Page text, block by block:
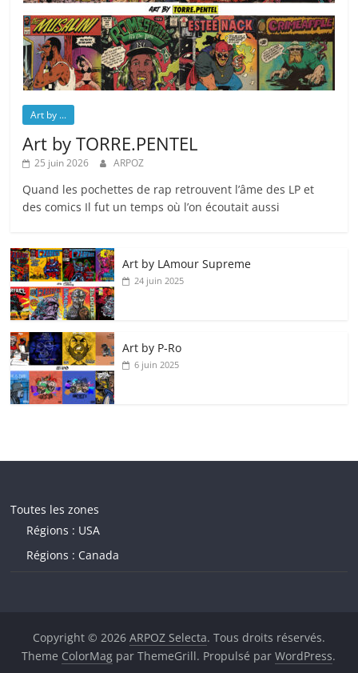
Art by ...
Art by TORRE.PENTEL
25 juin 2026 ARPOZ
Quand les pochettes de rap retrouvent l’âme des LP et
des comics Il fut un temps où l’on écoutait aussi
Art by LAmour Supreme
24 juin 2025
Art by P‑Ro
6 juin 2025
Toutes les zones
Régions : USA
Régions : Canada
Copyright © 2026 ARPOZ Selecta. Tous droits réservés.
Theme ColorMag par ThemeGrill. Propulsé parWordPress.